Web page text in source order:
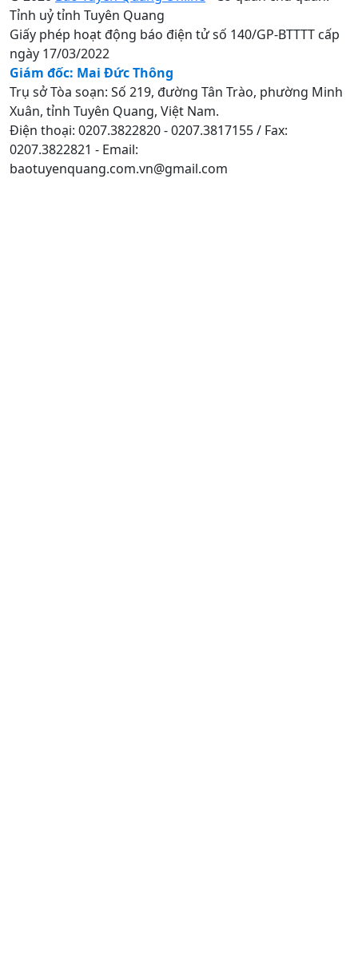
Tỉnh uỷ tỉnh Tuyên Quang
Giấy phép hoạt động báo điện tử số 140/GP-BTTTT cấp
ngày 17/03/2022
Giám đốc: Mai Đức Thông
Trụ sở Tòa soạn: Số 219, đường Tân Trào, phường Minh
Xuân, tỉnh Tuyên Quang, Việt Nam.
Điện thoại: 0207.3822820 - 0207.3817155 / Fax:
0207.3822821 - Email:
baotuyenquang.com.vn@gmail.com